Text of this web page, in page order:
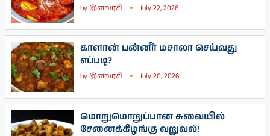
byஇளவரசி July 22, 2026
காளான் பன்னீர் மசாலா செய்வது
எப்படி?
byஇளவரசி July 20, 2026
மொறுமொறுப்பான சுவையில்
சேனைக்கிழங்கு வறுவல்!